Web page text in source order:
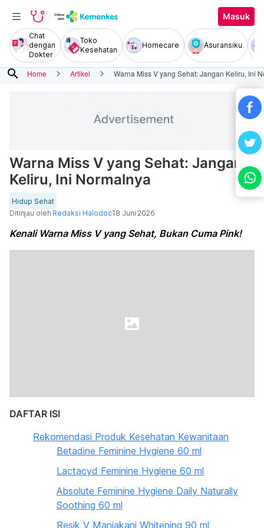
Masuk
Chat
dengan
Dokter
Toko
Kesehatan
Homecare Asuransiku
search Home Artikel Warna Miss V yang Sehat: Jangan Keliru, Ini
Warna Miss V yang Sehat: Jangan
Keliru, Ini Normalnya
Hidup Sehat
Ditinjau oleh Redaksi Halodoc18 Juni 2026
Kenali Warna Miss V yang Sehat, Bukan Cuma Pink!
DAFTAR ISI
Rekomendasi Produk Kesehatan Kewanitaan
Betadine Feminine Hygiene 60 ml
Lactacyd Feminine Hygiene 60 ml
Absolute Feminine Hygiene Daily Naturally
Soothing 60 ml
Resik V Manjakani Whitening 90 ml